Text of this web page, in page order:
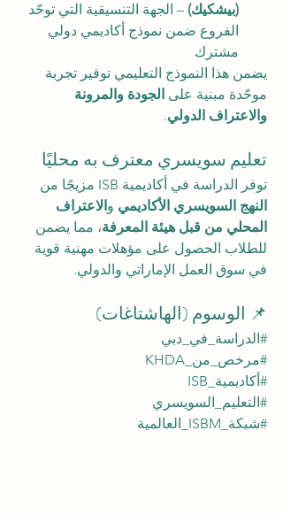
(بيشكيك) – الجهة التنسيقية التي توحّد
الفروع ضمن نموذج أكاديمي دولي
مشترك
يضمن هذا النموذج التعليمي توفير تجربة
موحّدة مبنية على الجودة والمرونة
والاعتراف الدولي.
تعليم سويسري معترف به محليًا
توفر الدراسة في أكاديمية ISB مزيجًا من
النهج السويسري الأكاديمي والاعتراف
المحلي من قبل هيئة المعرفة، مما يضمن
للطلاب الحصول على مؤهلات مهنية قوية
في سوق العمل الإماراتي والدولي.
📌 الوسوم (الهاشتاغات)
#الدراسة_في_دبي
#مرخص_من_KHDA
#أكاديمية_ISB
#التعليم_السويسري
#شبكة_ISBM_العالمية